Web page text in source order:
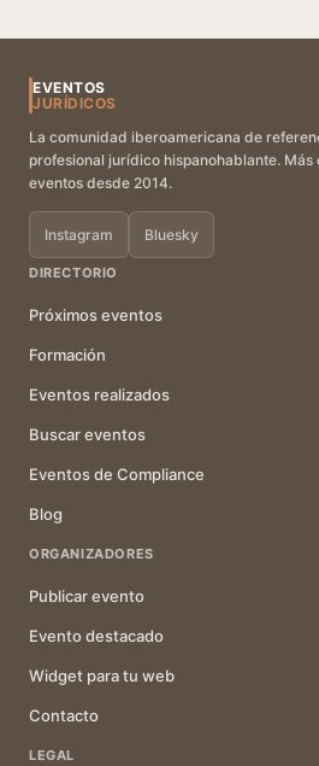
EVENTOS
JURÍDICOS
La comunidad iberoamericana de
profesional jurídico hispanohablante.
eventos desde 2014.
Instagram Bluesky
DIRECTORIO
Próximos eventos
Formación
Eventos realizados
Buscar eventos
Eventos de Compliance
Blog
ORGANIZADORES
Publicar evento
Evento destacado
Widget para tu web
Contacto
LEGAL